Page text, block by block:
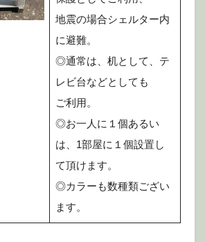
地震の場合シェルター内
に避難。
◎通常は、机として、テ
レビ台などとしても
ご利用。
◎お一人に１個あるい
は、1部屋に１個設置し
て頂けます。
◎カラーも数種類ござい
ます。